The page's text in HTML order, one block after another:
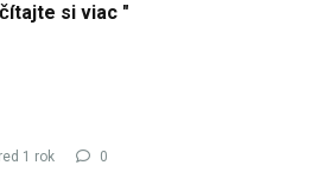
si viac "
1 rok 0